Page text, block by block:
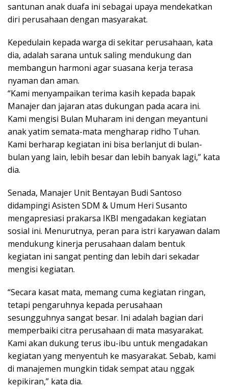
santunan anak duafa ini sebagai upaya mendekatkan
diri perusahaan dengan masyarakat.
Kepedulain kepada warga di sekitar perusahaan, kata
dia, adalah sarana untuk saling mendukung dan
membangun harmoni agar suasana kerja terasa
nyaman dan aman.
“Kami menyampaikan terima kasih kepada bapak
Manajer dan jajaran atas dukungan pada acara ini.
Kami mengisi Bulan Muharam ini dengan meyantuni
anak yatim semata-mata mengharap ridho Tuhan.
Kami berharap kegiatan ini bisa berlanjut di bulan-
bulan yang lain, lebih besar dan lebih banyak lagi,” kata
dia.
Senada, Manajer Unit Bentayan Budi Santoso
didampingi Asisten SDM & Umum Heri Susanto
mengapresiasi prakarsa IKBI mengadakan kegiatan
sosial ini. Menurutnya, peran para istri karyawan dalam
mendukung kinerja perusahaan dalam bentuk
kegiatan ini sangat penting dan lebih dari sekadar
mengisi kegiatan.
“Secara kasat mata, memang cuma kegiatan ringan,
tetapi pengaruhnya kepada perusahaan
sesungguhnya sangat besar. Ini adalah bagian dari
memperbaiki citra perusahaan di mata masyarakat.
Kami akan dukung terus ibu-ibu untuk mengadakan
kegiatan yang menyentuh ke masyarakat. Sebab, kami
di manajemen mungkin tidak sempat atau nggak
kepikiran,” kata dia.